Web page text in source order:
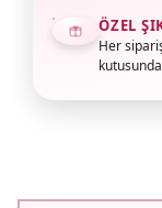
ÖZEL
Her